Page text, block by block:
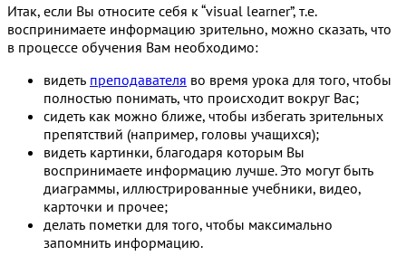
Итак, если Вы относите себя к “visual learner”, т.е.
воспринимаете информацию зрительно, можно сказать, что
в процессе обучения Вам необходимо:
видеть преподавателя во время урока для того, чтобы
полностью понимать, что происходит вокруг Вас;
сидеть как можно ближе, чтобы избегать зрительных
препятствий (например, головы учащихся);
видеть картинки, благодаря которым Вы
воспринимаете информацию лучше. Это могут быть
диаграммы, иллюстрированные учебники, видео,
карточки и прочее;
делать пометки для того, чтобы максимально
запомнить информацию.